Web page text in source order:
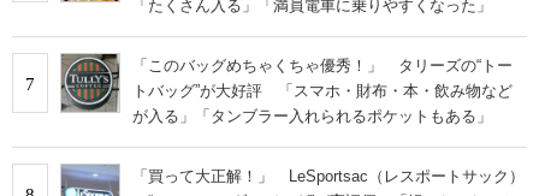
「たくさん入る」「満員電車に乗りやすくなった」
7
「このバッグめちゃくちゃ優秀！」 タリーズの“トー
トバッグ”が大好評 「スマホ・財布・本・飲み物など
が入る」「タンブラー入れられるポケットもある」
「買って大正解！」 LeSportsac（レスポートサック）